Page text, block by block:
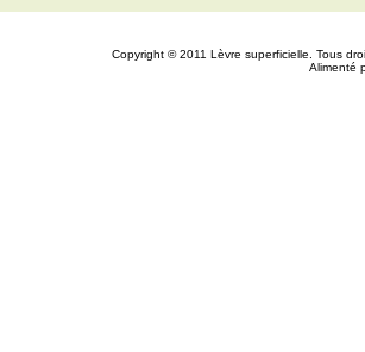
Copyright © 2011 Lèvre superficielle. Tous
Alimenté